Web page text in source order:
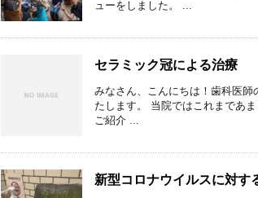
ューをしました。 ...
セラミック冠による治療
みなさん、こんにちは！歯科医
たします。 当院ではこれまであ
ご紹介 ...
新型コロナウイルスに対す